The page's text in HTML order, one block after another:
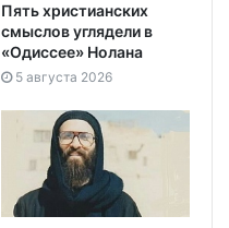
Пять христианских
смыслов углядели в
«Одиссее» Нолана
5 августа 2026